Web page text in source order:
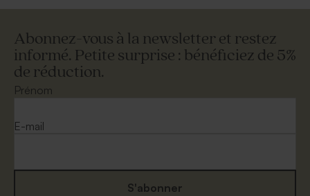
Abonnez-vous à la newsletter et restez
informé. Petite surprise : bénéficiez de 5%
de réduction.
Prénom
E-mail
S'abonner